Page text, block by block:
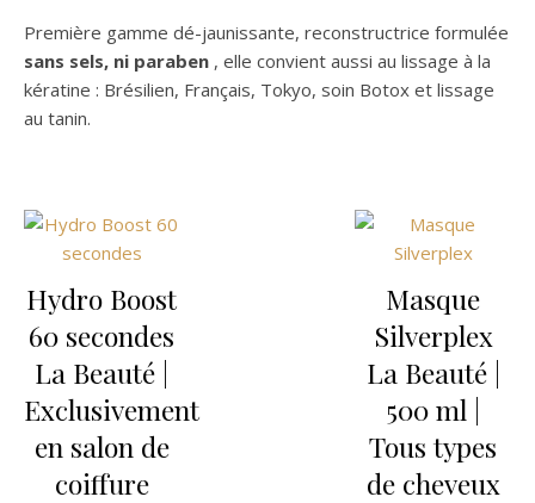
Première gamme dé-jaunissante, reconstructrice formulée
sans sels, ni paraben , elle convient aussi au lissage à la
kératine : Brésilien, Français, Tokyo, soin Botox et lissage
au tanin.
Hydro Boost
60 secondes
La Beauté |
Exclusivement
en salon de
coiffure
Masque
Silverplex
La Beauté |
500 ml |
Tous types
de cheveux